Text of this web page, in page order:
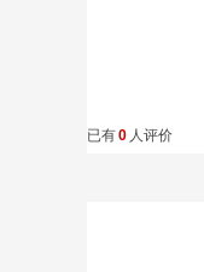
已有0 人评价